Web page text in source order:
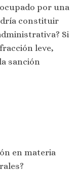
por una
constituir
Si
leve,
sanción
en materia